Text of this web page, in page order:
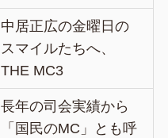
中居正広の金曜日の
スマイルたちへ、
THE MC3
長年の司会実績から
「国民のMC」とも呼